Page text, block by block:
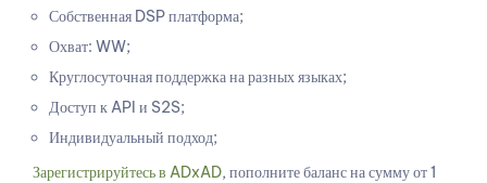
Собственная DSP платформа;
Охват: WW;
Круглосуточная поддержка на разных языках;
Доступ к API и S2S;
Индивидуальный подход;
Зарегистрируйтесь в ADxAD, пополните баланс на сумму от 1